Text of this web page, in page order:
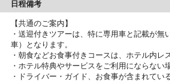
日程備考
【共通のご案内】
・送迎付きツアーは、特に専用車と記載が
車）となります。
・朝食などお食事付きコースは、ホテル内レ
・ホテル特典やサービスをご利用にならない
・ドライバー・ガイド、お食事が含まれて